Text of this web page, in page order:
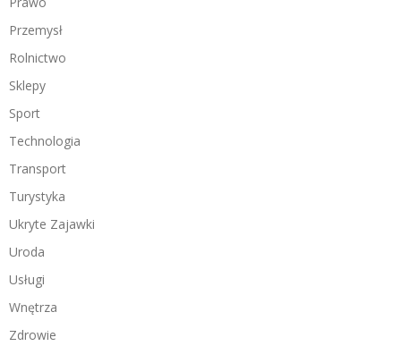
Przemysł
Rolnictwo
Sklepy
Sport
Technologia
Transport
Turystyka
Ukryte Zajawki
Uroda
Usługi
Wnętrza
Zdrowie